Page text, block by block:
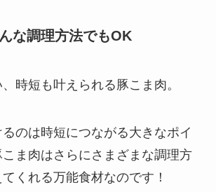
な調理方法でもOK
時短も叶えられる豚こま肉。
のは時短につながる大きなポイ
ま肉はさらにさまざまな調理方
くれる万能食材なのです！